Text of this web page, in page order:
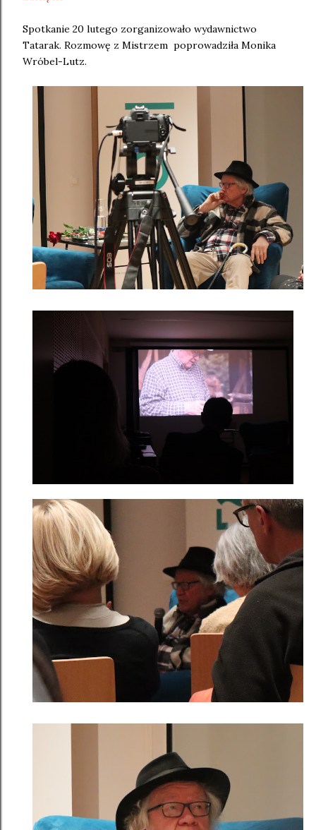
Spotkanie 20 lutego zorganizowało wydawnictwo
Tatarak. Rozmowę z Mistrzem poprowadziła Monika
Wróbel-Lutz.